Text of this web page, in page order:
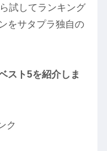
試してランキング
をサタプラ独自の
スト5を紹介しま
ク